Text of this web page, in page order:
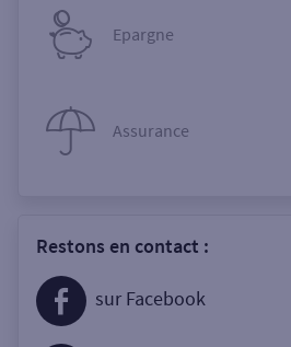
Epargne
Assurance
Restons en contact :
sur Facebook